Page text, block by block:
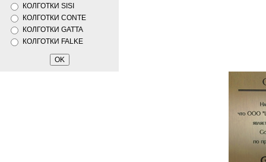
КОЛГОТКИ SISI
КОЛГОТКИ CONTE
КОЛГОТКИ GATTA
КОЛГОТКИ FALKE